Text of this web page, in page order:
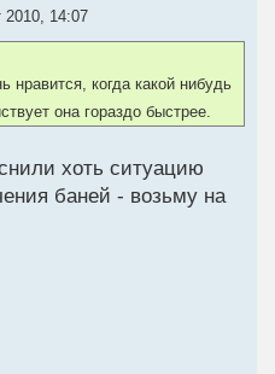
2010, 14:07
нравится, когда какой нибудь
она гораздо быстрее.
хоть ситуацию
баней - возьму на